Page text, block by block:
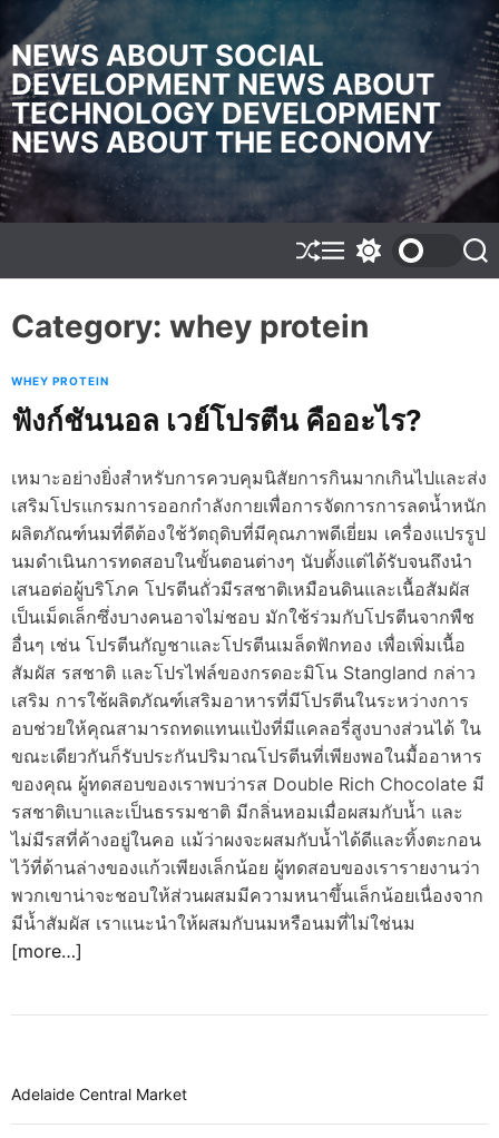
i
p
t
o
c
o
n
n
NEWS ABOUT SOCIAL
DEVELOPMENT NEWS ABOUT
TECHNOLOGY DEVELOPMENT
NEWS ABOUT THE ECONOMY
S
h
f
f
M
e
u
w
t
c
l
o
o
d
e
S
e
Category: whey protein
WHEY PROTEIN
ฟังก์ชันนอล เวย์โปรตีน คืออะไร?
เหมาะอย่างยิ่งสำหรับการควบคุมนิสัยการกินมากเกินไปและส่ง
เสริมโปรแกรมการออกกำลังกายเพื่อการจัดการการลดน้ำหนัก
ผลิตภัณฑ์นมที่ดีต้องใช้วัตถุดิบที่มีคุณภาพดีเยี่ยม เครื่องแปรรูป
นมดำเนินการทดสอบในขั้นตอนต่างๆ นับตั้งแต่ได้รับจนถึงนำ
เสนอต่อผู้บริโภค โปรตีนถั่วมีรสชาติเหมือนดินและเนื้อสัมผัส
เป็นเม็ดเล็กซึ่งบางคนอาจไม่ชอบ มักใช้ร่วมกับโปรตีนจากพืช
อื่นๆ เช่น โปรตีนกัญชาและโปรตีนเมล็ดฟักทอง เพื่อเพิ่มเนื้อ
สัมผัส รสชาติ และโปรไฟล์ของกรดอะมิโน Stangland กล่าว
เสริม การใช้ผลิตภัณฑ์เสริมอาหารที่มีโปรตีนในระหว่างการ
อบช่วยให้คุณสามารถทดแทนแป้งที่มีแคลอรี่สูงบางส่วนได้ ใน
ขณะเดียวกันก็รับประกันปริมาณโปรตีนที่เพียงพอในมื้ออาหาร
ของคุณ ผู้ทดสอบของเราพบว่ารส Double Rich Chocolate มี
รสชาติเบาและเป็นธรรมชาติ มีกลิ่นหอมเมื่อผสมกับน้ำ และ
ไม่มีรสที่ค้างอยู่ในคอ แม้ว่าผงจะผสมกับน้ำได้ดีและทิ้งตะกอน
ไว้ที่ด้านล่างของแก้วเพียงเล็กน้อย ผู้ทดสอบของเรารายงานว่า
พวกเขาน่าจะชอบให้ส่วนผสมมีความหนาขึ้นเล็กน้อยเนื่องจาก
มีน้ำสัมผัส เราแนะนำให้ผสมกับนมหรือนมที่ไม่ใช่นม
[more…]
Adelaide Central Market